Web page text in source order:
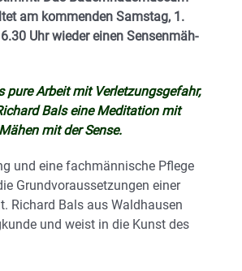
am kommenden Samstag, 1.
Uhr wieder einen Sensenmäh-
pure Arbeit mit Verletzungsgefahr,
Bals eine Meditation mit
mit der Sense.
und eine fachmännische Pflege
Grundvoraussetzungen einer
Richard Bals aus Waldhausen
und weist in die Kunst des